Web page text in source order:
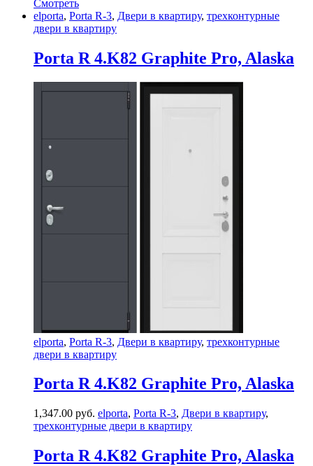
Смотреть
elporta, Porta R-3, Двери в квартиру, трехконтурные
двери в квартиру
Porta R 4.K82 Graphite Pro, Alaska
elporta, Porta R-3, Двери в квартиру, трехконтурные
двери в квартиру
Porta R 4.K82 Graphite Pro, Alaska
1,347.00 руб. elporta, Porta R-3, Двери в квартиру,
трехконтурные двери в квартиру
Porta R 4.K82 Graphite Pro, Alaska